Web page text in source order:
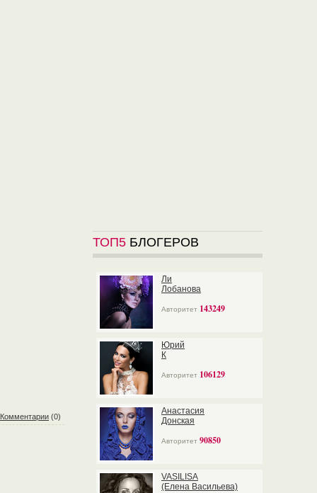
Комментарии (0)
ТОП5 БЛОГЕРОВ
Ли
Лобанова
Авторитет 143249
Юрий
К
Авторитет 106129
Анастасия
Донская
Авторитет 90850
VASILISA
(Елена Васильева)